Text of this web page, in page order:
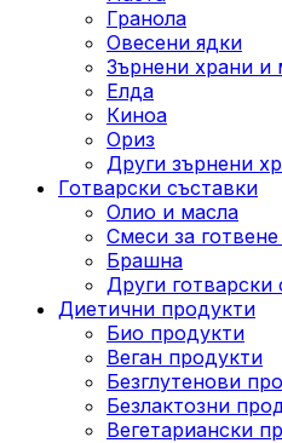
Гранола
Овесени ядки
Зърнени храни и
Елда
Киноа
Ориз
Други зърнени
Готварски съставки
Олио и масла
Смеси за
Брашна
Други готварски
Диетични продукти
Био продукти
Веган продукти
Безглутенови
Безлактозни
Вегетариански